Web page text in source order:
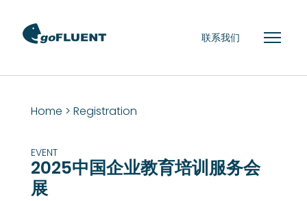
联系我们
Home > Registration
EVENT
2025中国企业教育培训服务会
展